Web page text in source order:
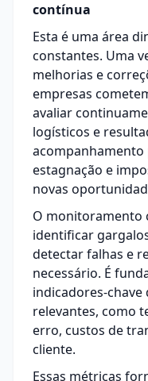
contínua
Esta é uma área
constantes. Uma
melhorias e
empresas
avaliar
logísticos e
acompanhamento
estagnação e
novas
O monitoramento
identificar
detectar falhas e
necessário. É
indicadores-chave
relevantes, como
erro, custos de
cliente.
Essas métricas